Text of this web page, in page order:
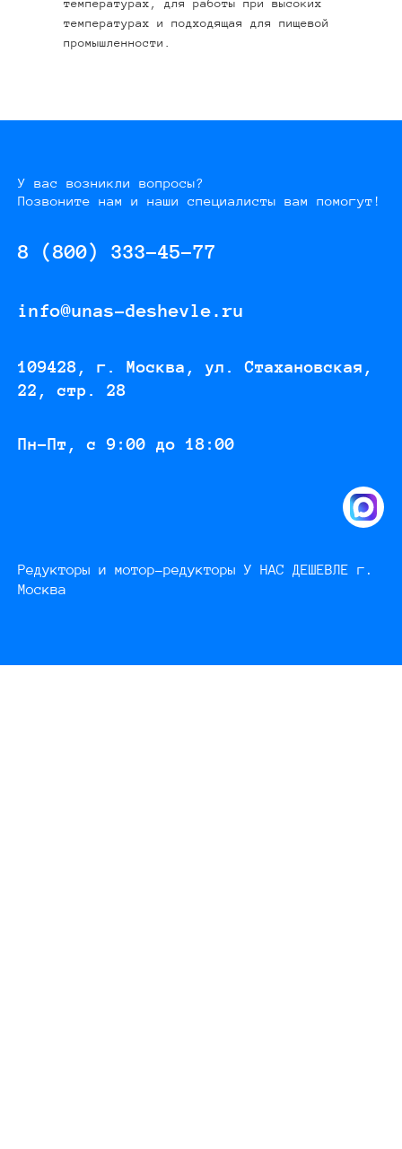
температурах, для работы при высоких
температурах и подходящая для пищевой
промышленности.
У вас возникли вопросы?
Позвоните нам и наши специалисты вам помогут!
8 (800) 333-45-77
info@unas-deshevle.ru
109428, г. Москва, ул. Стахановская,
22, стр. 28
Пн-Пт, с 9:00 до 18:00
Редукторы и мотор-редукторы У НАС ДЕШЕВЛЕ г.
Москва